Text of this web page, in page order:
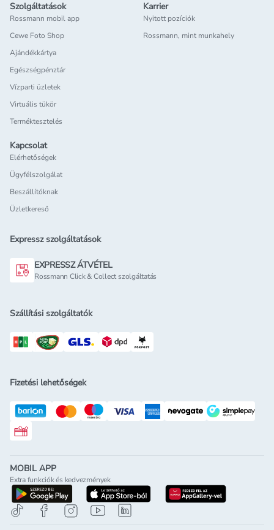
Szolgáltatások
Rossmann mobil app
Cewe Foto Shop
Ajándékkártya
Egészségpénztár
Vízparti üzletek
Virtuális tükör
Terméktesztelés
Karrier
Nyitott pozíciók
Rossmann, mint munkahely
Kapcsolat
Elérhetőségek
Ügyfélszolgálat
Beszállítóknak
Üzletkereső
Expressz szolgáltatások
EXPRESSZ ÁTVÉTEL
Rossmann Click & Collect szolgáltatás
Szállítási szolgáltatók
Fizetési lehetőségek
Rossmann ajándékkártya
MOBIL APP
Extra funkciók és kedvezmények
letöltés a google-play-rölletöltés az app-store-ból
letöltés